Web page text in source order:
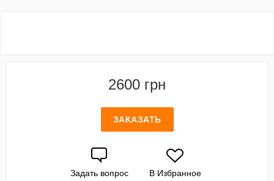
2600 грн
ЗАКАЗАТЬ
Задать вопрос В Избранное